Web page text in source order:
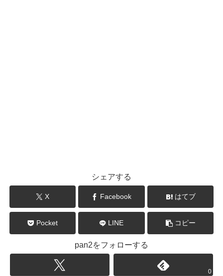
シェアする
X Facebook はてブ
Pocket LINE コピー
pan2をフォローする
0